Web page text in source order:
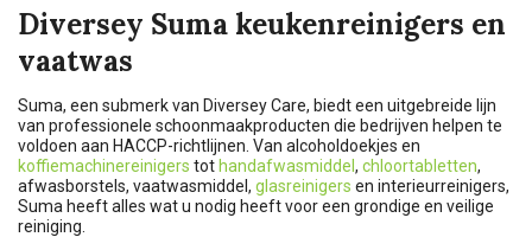
Diversey Suma keukenreinigers en
vaatwas
Suma, een submerk van Diversey Care, biedt een uitgebreide lijn
van professionele schoonmaakproducten die bedrijven helpen te
voldoen aan HACCP-richtlijnen. Van alcoholdoekjes en
koffiemachinereinigers tot handafwasmiddel , chloortabletten,
afwasborstels, vaatwasmiddel, glasreinigers en interieurreinigers,
Suma heeft alles wat u nodig heeft voor een grondige en veilige
reiniging.